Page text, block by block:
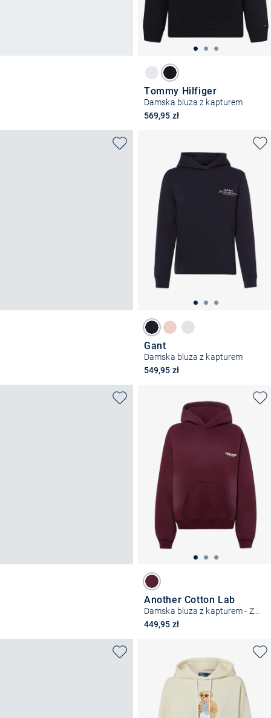
Tommy Hilfiger
Damska bluza z kapturem
569,95 zł
Gant
Damska bluza z kapturem
549,95 zł
Another Cotton Lab
Damska bluza z kapturem - Zasady wakacji
449,95 zł